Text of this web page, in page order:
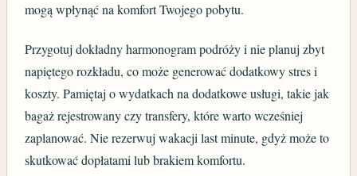
mogą wpłynąć na komfort Twojego pobytu.
Przygotuj dokładny harmonogram podróży i nie planuj zbyt
napiętego rozkładu, co może generować dodatkowy stres i
koszty. Pamiętaj o wydatkach na dodatkowe usługi, takie jak
bagaż rejestrowany czy transfery, które warto wcześniej
zaplanować. Nie rezerwuj wakacji last minute, gdyż może to
skutkować dopłatami lub brakiem komfortu.